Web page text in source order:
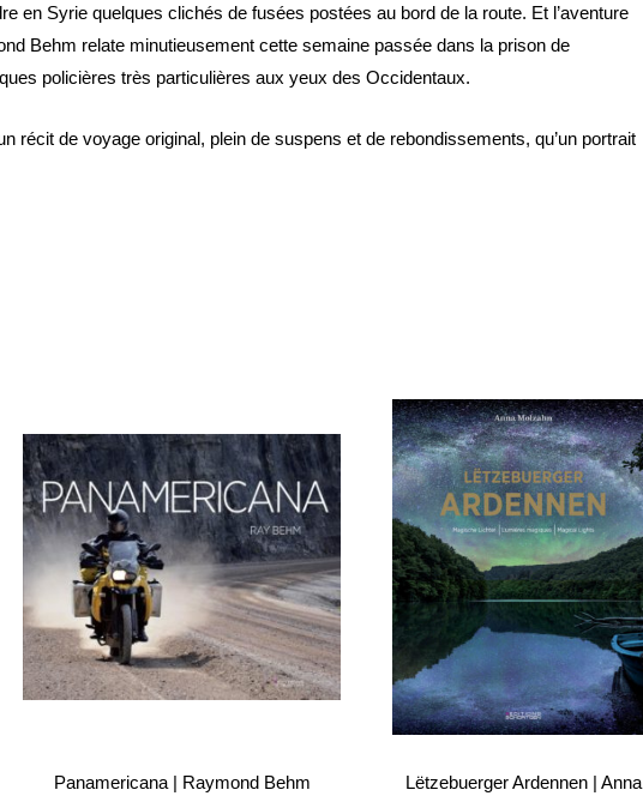
en Syrie quelques clichés de fusées postées au bord de la route. Et l’aventure
Behm relate minutieusement cette semaine passée dans la prison de
policières très particulières aux yeux des Occidentaux.
récit de voyage original, plein de suspens et de rebondissements, qu’un portrait
Panamericana | Raymond Behm
Lëtzebuerger Ardennen | Anna